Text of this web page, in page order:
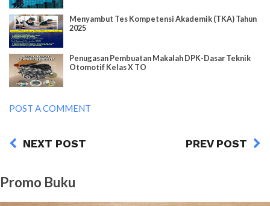
Menyambut Tes Kompetensi Akademik (TKA) Tahun
2025
Penugasan Pembuatan Makalah DPK-Dasar Teknik
Otomotif Kelas X TO
POST A COMMENT
NEXT POST PREV POST
Promo Buku